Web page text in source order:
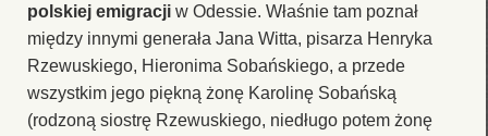
polskiej emigracji w Odessie. Właśnie tam poznał
między innymi generała Jana Witta, pisarza Henryka
Rzewuskiego, Hieronima Sobańskiego, a przede
wszystkim jego piękną żonę Karolinę Sobańską
(rodzoną siostrę Rzewuskiego, niedługo potem żonę